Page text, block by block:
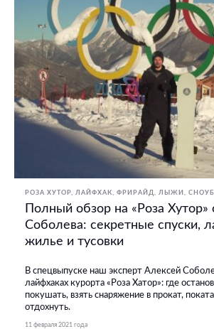
РОЗА ХУТОР ЛАЙФХАК ФРИРАЙД ЛЫЖИ,
Полный обзор на «Роза Хутор»
Соболева: секретные спуски,
жилье и тусовки
В спецвыпуске наш эксперт Алексей
лайфхаках курорта «Роза Хатор»: где
покушать, взять снаряжение в прокат,
отдохнуть.
11 февраля 2021 года